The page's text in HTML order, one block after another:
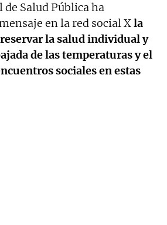
Salud Pública ha
en la red social Xla
la salud individual y
de las temperaturas y el
sociales en estas